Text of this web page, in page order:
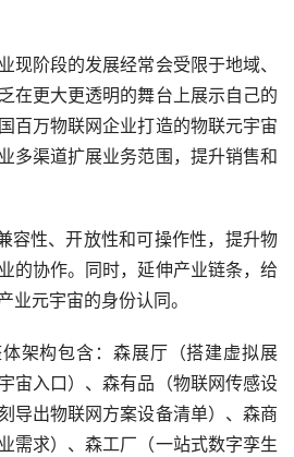
现阶段的发展经常会受限于地域、
在更大更透明的舞台上展示自己的
百万物联网企业打造的物联元宇宙
多渠道扩展业务范围，提升销售和
容性、开放性和可操作性，提升物
的协作。同时，延伸产业链条，给
业元宇宙的身份认同。
架构包含：森展厅（搭建虚拟展
宙入口）、森有品（物联网传感设
导出物联网方案设备清单）、森商
需求）、森工厂（一站式数字孪生